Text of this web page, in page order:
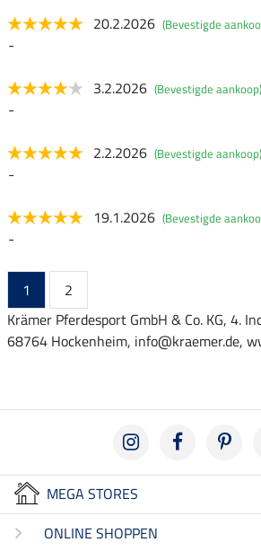
20.2.2026 (Bevestigde
-
3.2.2026 (Bevestigde aankoop)
-
2.2.2026 (Bevestigde aankoop)
-
19.1.2026 (Bevestigde
-
1
2
Krämer Pferdesport GmbH & Co. KG, 4.
68764 Hockenheim, info@kraemer.de,
MEGA STORES
ONLINE SHOPPEN